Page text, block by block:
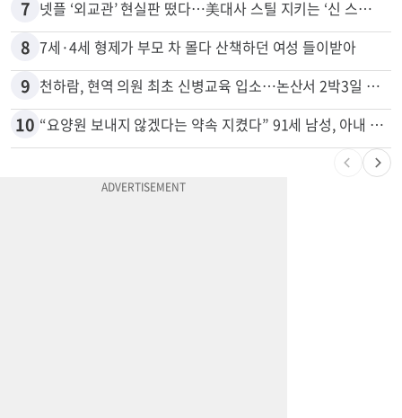
6 "65세 복수국적 빗장 푸나"... 한국 정부, 연령 완화 전면 추진
7
8 7세·4세 형제가 부모 차 몰다 산책하던 여성 들이받아
9 천하람, 현역 의원 최초 신병교육 입소…논산서 2박3일 생활
“요양원 보내지 않겠다는 약속 지켰다” 91세 남성, 아내 살해 혐의